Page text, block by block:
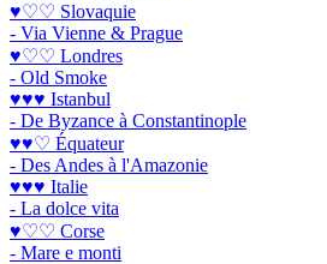
♥♡♡ Slovaquie
- Via Vienne & Prague
♥♡♡ Londres
- Old Smoke
♥♥♥ Istanbul
- De Byzance à Constantinople
♥♥♡ Équateur
- Des Andes à l'Amazonie
♥♥♥ Italie
- La dolce vita
♥♡♡ Corse
- Mare e monti